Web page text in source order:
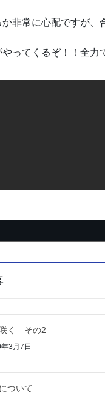
非常に心配ですが、
ってくるぞ！！全力
く その2
3月7日
ついて